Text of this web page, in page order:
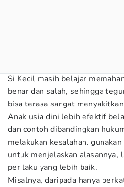
Si Kecil masih belajar
benar dan salah, sehingga
bisa terasa sangat
Anak usia dini lebih efektif
dan contoh dibandingkan
melakukan kesalahan,
untuk menjelaskan
perilaku yang lebih baik.
Misalnya, daripada hanya